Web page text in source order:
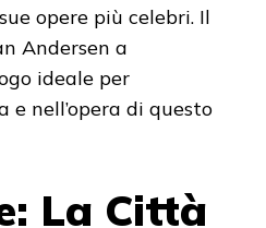
opere più celebri. Il
Andersen a
ideale per
e nell’opera di questo
La Città